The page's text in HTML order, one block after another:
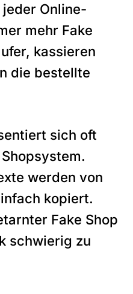
Online-
mehr Fake
kassieren
die bestellte
sich oft
werden von
kopiert.
Fake Shop
schwierig zu